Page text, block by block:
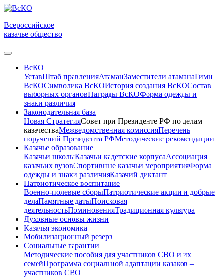
Всероссийское
казачье общество
ВсКО
УставШтаб правленияАтаманЗаместители атаманаГимн
ВсКОСимволика ВсКОИстория создания ВсКОСостав
выборных органовНаграды ВсКОФорма одежды и
знаки различия
Законодательная база
Новая СтратегияСовет при Президенте РФ по делам
казачестваМежведомственная комиссияПеречень
поручений Президента РФМетодические рекомендации
Казачье образование
Казачьи школыКазачьи кадетские корпусаАссоциация
казачьих вузовСпортивные казачьи мероприятияФорма
одежды и знаки различияКазачий диктант
Патриотическое воспитание
Военно-полевые сборыПатриотические акции и добрые
делаПамятные датыПоисковая
деятельностьПоминовенияТрадиционная культура
Духовные основы жизни
Казачья экономика
Мобилизационный резерв
Социальные гарантии
Методические пособия для участников СВО и их
семейПрограмма социальной адаптации казаков –
участников СВО